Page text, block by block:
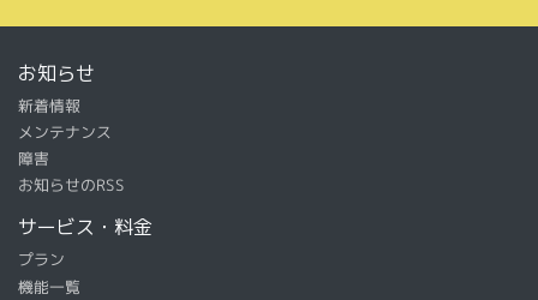
お知らせ
新着情報
メンテナンス
障害
お知らせのRSS
サービス・料金
プラン
機能一覧